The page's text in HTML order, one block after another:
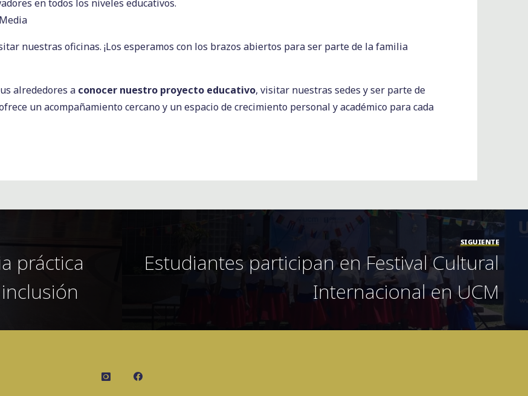
en todos los niveles educativos.
nuestras oficinas. ¡Los esperamos con los brazos abiertos para ser parte de la familia
alrededores a conocer nuestro proyecto educativo, visitar nuestras sedes y ser parte de
un acompañamiento cercano y un espacio de crecimiento personal y académico para cada
práctica
SIGUIENTE
Estudiantes participan en Festival Cultural
Internacional en UCM